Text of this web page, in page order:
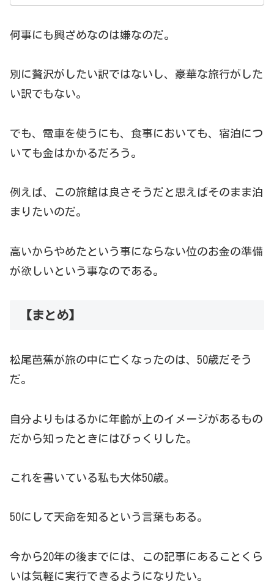
何事にも興ざめなのは嫌なのだ。
別に贅沢がしたい訳ではないし、豪華な旅行がした
い訳でもない。
でも、電車を使うにも、食事においても、宿泊につ
いても金はかかるだろう。
例えば、この旅館は良さそうだと思えばそのまま泊
まりたいのだ。
高いからやめたという事にならない位のお金の準備
が欲しいという事なのである。
【まとめ】
松尾芭蕉が旅の中に亡くなったのは、50歳だそう
だ。
自分よりもはるかに年齢が上のイメージがあるもの
だから知ったときにはびっくりした。
これを書いている私も大体50歳。
50にして天命を知るという言葉もある。
今から20年の後までには、この記事にあることくら
いは気軽に実行できるようになりたい。